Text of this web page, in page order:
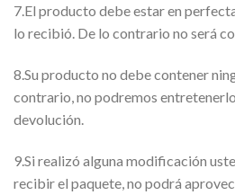
7.El producto debe estar en
lo recibió. De lo contrario no será
8.Su producto no debe contener
contrario, no podremos
devolución.
9.Si realizó alguna modificación
recibir el paquete, no podrá